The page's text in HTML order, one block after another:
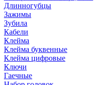
Длинногубцы
Зажимы
Зубила
Кабели
Клейма
Клейма буквенные
Клейма цифровые
Ключи
Гаечные